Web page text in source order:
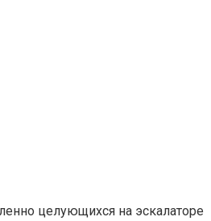
целующихся на эскалаторе